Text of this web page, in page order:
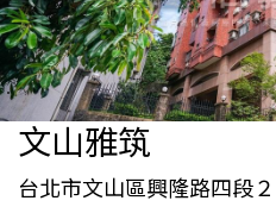
文山雅筑
台北市文山區興隆路四段